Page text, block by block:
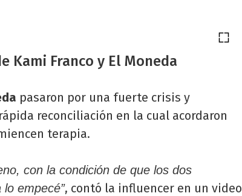
Kami Franco y El Moneda
pasaron por una fuerte crisis y
reconciliación en la cual acordaron
terapia.
con la condición de que los dos
empecé”, contó la influencer en un video